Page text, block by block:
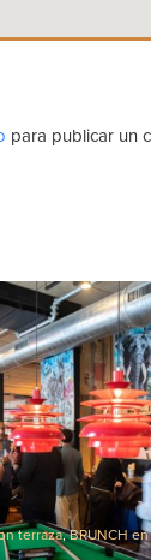
para publicar un
terraza,BRUNCH